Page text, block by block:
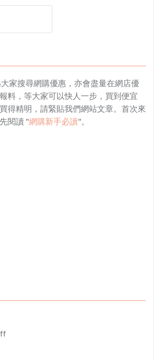
大家搜尋網購優惠，亦會盡量在網店優
料，等大家可以快人一步，買到便宜
得精明，請緊貼我們網站文章。首次來
閱讀 "網購新手必讀"。